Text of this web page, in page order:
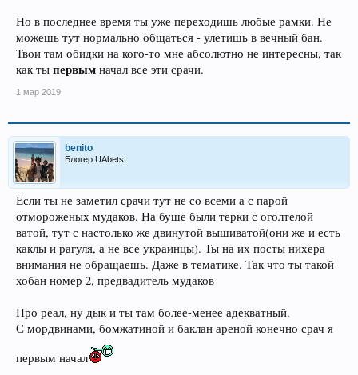
Но в последнее время ты уже переходишь любые рамки. Не
можешь тут нормально общаться - улетишь в вечный бан.
Твои там обидки на кого-то мне абсолютно не интересны, так
как ты первым начал все эти срачи.
1 мар 2019
benito
Блогер UAbets
Если ты не заметил срачи тут не со всеми а с парой
отмороженых мудаков. На буше были терки с оголтелой
ватой, тут с настолько же двинутой вышиватой(они же и есть
каклы и рагуля, а не все украинцы). Ты на их посты нихера
внимания не обращаешь. Даже в тематике. Так что ты такой
хобан номер 2, предвадитель мудаков
Про реал, ну дык и ты там более-менее адекватный.
С мордвинами, бомжатиной и баклан ареной конечно срач я
первым начал